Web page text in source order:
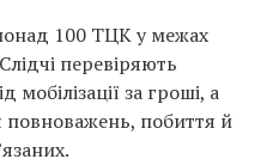
100 ТЦК у межах
перевіряють
за гроші, а
побиття й